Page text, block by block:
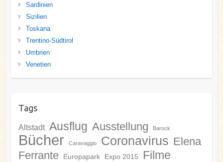
Sardinien
Sizilien
Toskana
Trentino-Südtirol
Umbrien
Venetien
Tags
Altstadt Ausflug Ausstellung Barock
Bücher Caravaggio Coronavirus Elena
Ferrante
Europapark Expo 2015 Filme